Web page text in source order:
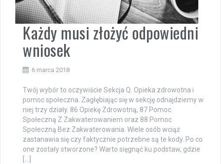
Każdy musi złożyć odpowiedni
wniosek
6 marca 2018
Twój wybór to oczywiście Sekcja Q. Opieka zdrowotna i
pomoc społeczna. Zagłębiając się w sekcję odnajdziemy w
niej trzy działy. 86 Opiekę Zdrowotną, 87 Pomoc
Społeczną Z Zakwaterowaniem oraz 88 Pomoc
Społeczną Bez Zakwaterowania. Wiele osób wciąż
zastanawia się czy faktycznie potrzebne są te kody. Po co
one zostały stworzone? Warto sięgnąć ku podstaw, gdzie
[…]